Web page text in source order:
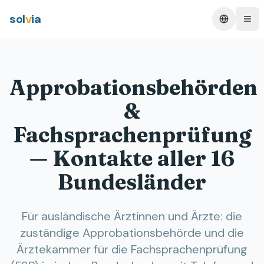
solvia Change
Approbationsbehörden
&
Fachsprachenprüfung
— Kontakte aller 16
Bundesländer
Für ausländische Ärztinnen und Ärzte: die
zuständige Approbationsbehörde und die
Ärztekammer für die Fachsprachenprüfung